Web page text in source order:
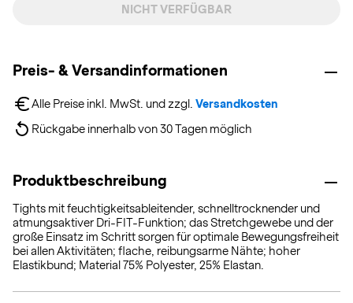
NICHT VERFÜGBAR
Preis- & Versandinformationen
Alle Preise inkl. MwSt. und zzgl. Versandkosten
Rückgabe innerhalb von 30 Tagen möglich
Produktbeschreibung
Tights mit feuchtigkeitsableitender, schnelltrocknender und
atmungsaktiver Dri-FIT-Funktion; das Stretchgewebe und der
große Einsatz im Schritt sorgen für optimale Bewegungsfreiheit
bei allen Aktivitäten; flache, reibungsarme Nähte; hoher
Elastikbund; Material 75% Polyester, 25% Elastan.